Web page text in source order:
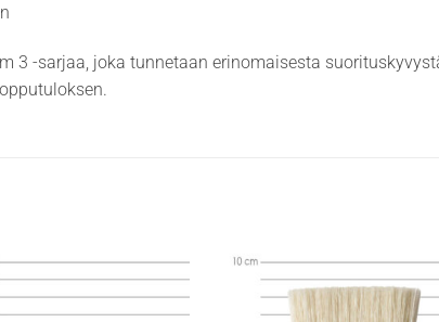
3 -sarjaa, joka tunnetaan erinomaisesta